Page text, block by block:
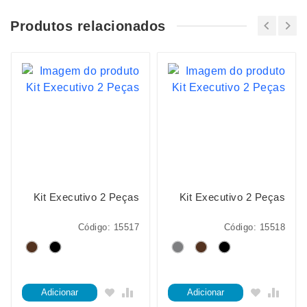
Produtos relacionados
Kit Executivo 2 Peças
Código: 15517
Adicionar
Kit Executivo 2 Peças
Código: 15518
Adicionar